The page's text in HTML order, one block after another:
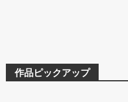
作品ピックアップ